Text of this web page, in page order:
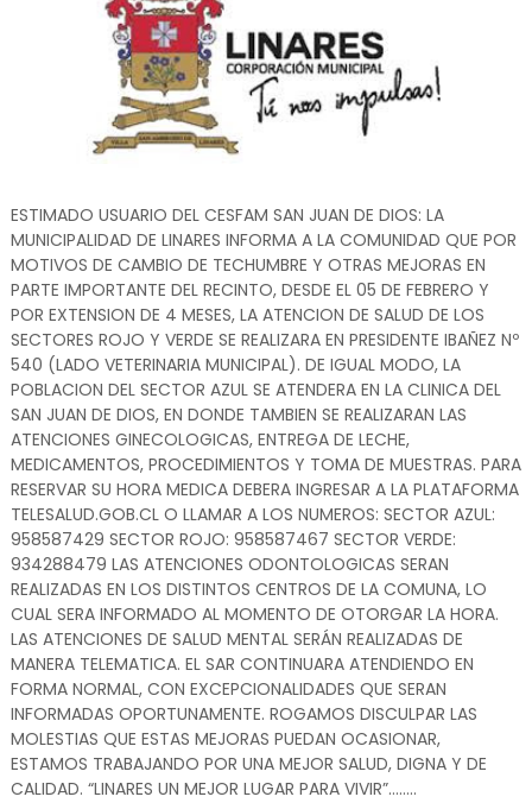
ESTIMADO USUARIO DEL CESFAM SAN JUAN DE DIOS: LA
MUNICIPALIDAD DE LINARES INFORMA A LA COMUNIDAD QUE POR
MOTIVOS DE CAMBIO DE TECHUMBRE Y OTRAS MEJORAS EN
PARTE IMPORTANTE DEL RECINTO, DESDE EL 05 DE FEBRERO Y
POR EXTENSION DE 4 MESES, LA ATENCION DE SALUD DE LOS
SECTORES ROJO Y VERDE SE REALIZARA EN PRESIDENTE IBAÑEZ Nº
540 (LADO VETERINARIA MUNICIPAL). DE IGUAL MODO, LA
POBLACION DEL SECTOR AZUL SE ATENDERA EN LA CLINICA DEL
SAN JUAN DE DIOS, EN DONDE TAMBIEN SE REALIZARAN LAS
ATENCIONES GINECOLOGICAS, ENTREGA DE LECHE,
MEDICAMENTOS, PROCEDIMIENTOS Y TOMA DE MUESTRAS. PARA
RESERVAR SU HORA MEDICA DEBERA INGRESAR A LA PLATAFORMA
TELESALUD.GOB.CL O LLAMAR A LOS NUMEROS: SECTOR AZUL:
958587429 SECTOR ROJO: 958587467 SECTOR VERDE:
934288479 LAS ATENCIONES ODONTOLOGICAS SERAN
REALIZADAS EN LOS DISTINTOS CENTROS DE LA COMUNA, LO
CUAL SERA INFORMADO AL MOMENTO DE OTORGAR LA HORA.
LAS ATENCIONES DE SALUD MENTAL SERÁN REALIZADAS DE
MANERA TELEMATICA. EL SAR CONTINUARA ATENDIENDO EN
FORMA NORMAL, CON EXCEPCIONALIDADES QUE SERAN
INFORMADAS OPORTUNAMENTE. ROGAMOS DISCULPAR LAS
MOLESTIAS QUE ESTAS MEJORAS PUEDAN OCASIONAR,
ESTAMOS TRABAJANDO POR UNA MEJOR SALUD, DIGNA Y DE
CALIDAD. “LINARES UN MEJOR LUGAR PARA VIVIR”……..